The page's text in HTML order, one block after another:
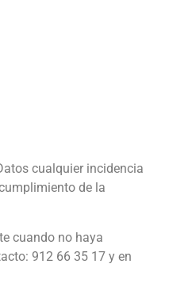
cualquier incidencia
de la
cuando no haya
912 66 35 17 y en